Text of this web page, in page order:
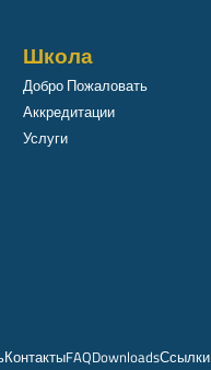
Школа
Добро Пожаловать
Аккредитации
Услуги
КонтактыFAQDownloadsСсылки